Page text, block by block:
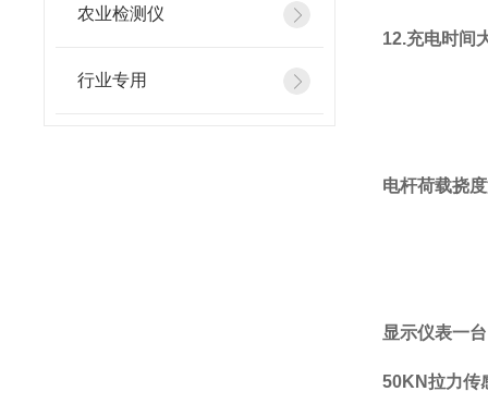
农业检测仪
行业专用
12.充电时间
电杆荷载挠
显示仪表一台
50KN拉力传